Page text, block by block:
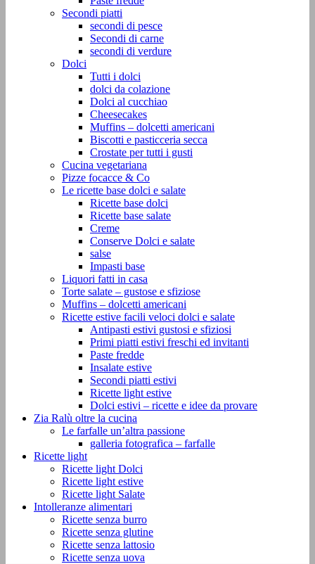
Secondi piatti
secondi di pesce
Secondi di carne
secondi di verdure
Dolci
Tutti i dolci
dolci da colazione
Dolci al cucchiao
Cheesecakes
Muffins – dolcetti americani
Biscotti e pasticceria secca
Crostate per tutti i gusti
Cucina vegetariana
Pizze focacce & Co
Le ricette base dolci e salate
Ricette base dolci
Ricette base salate
Creme
Conserve Dolci e salate
salse
Impasti base
Liquori fatti in casa
Torte salate – gustose e sfiziose
Muffins – dolcetti americani
Ricette estive facili veloci dolci e salate
Antipasti estivi gustosi e sfiziosi
Primi piatti estivi freschi ed invitanti
Paste fredde
Insalate estive
Secondi piatti estivi
Ricette light estive
Dolci estivi – ricette e idee da provare
Zia Ralù oltre la cucina
Le farfalle un’altra passione
galleria fotografica – farfalle
Ricette light
Ricette light Dolci
Ricette light estive
Ricette light Salate
Intolleranze alimentari
Ricette senza burro
Ricette senza glutine
Ricette senza lattosio
Ricette senza uova